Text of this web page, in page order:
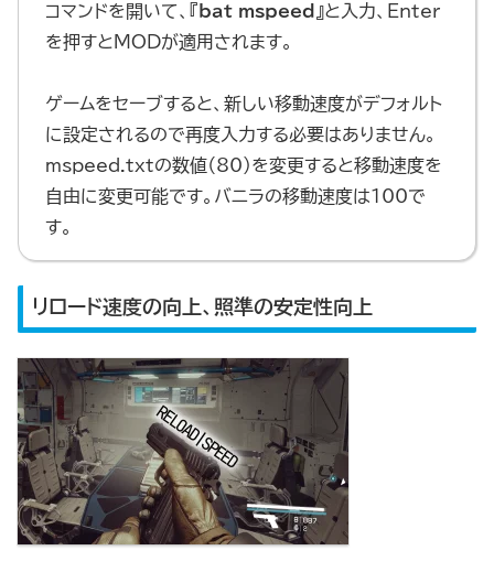
コマンドを開いて、『 bat mspeed 』と入力、Enter
を押すとMODが適用されます。
ゲームをセーブすると、新しい移動速度がデフォルト
に設定されるので再度入力する必要はありません。
mspeed.txtの数値（80）を変更すると移動速度を
自由に変更可能です。バニラの移動速度は100で
す。
リロード速度の向上、照準の安定性向上